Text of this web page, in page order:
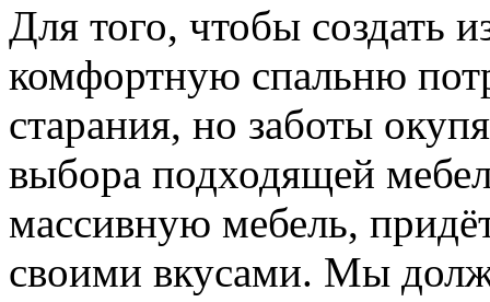
Для того, чтобы создать
комфортную спальню
старания, но заботы
выбора подходящей
массивную мебель,
своими вкусами. Мы